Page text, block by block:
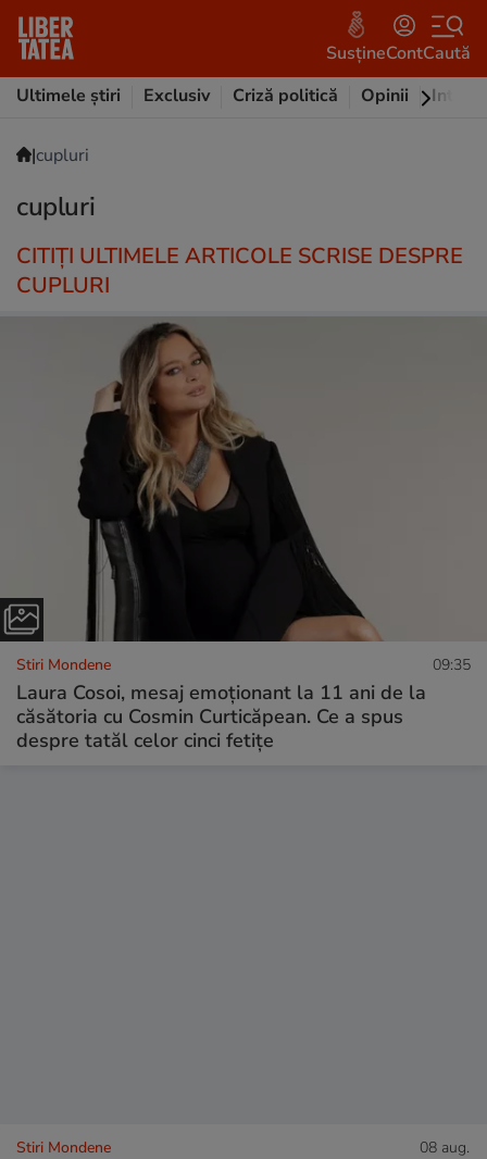
SusțineContCaută
Ultimele știri
Exclusiv Criză politică Opinii
|cupluri
cupluri
CITIȚI ULTIMELE ARTICOLE SCRISE DESPRE
CUPLURI
Stiri Mondene 09:35
Laura Cosoi, mesaj emoționant la 11 ani de la
căsătoria cu Cosmin Curticăpean. Ce a spus
despre tatăl celor cinci fetițe
Stiri Mondene 08 aug.